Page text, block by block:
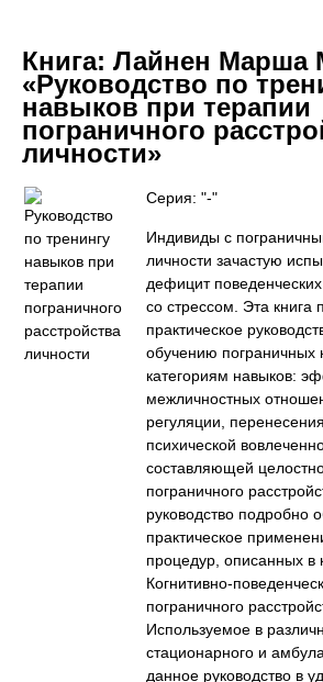
Книга: Лайнен Марша
«Руководство по
навыков при терапии
пограничного
личности»
Серия: "-"
Индивиды с
личности зачастую
дефицит
со стрессом. Эта книга
практическое
обучению пограничных
категориям навыков:
межличностных
регуляции,
психической
составляющей
пограничного
руководство подробно
практическое
процедур, описанных
Когнитивно-
пограничного
Используемое в
стационарного и
данное руководство в